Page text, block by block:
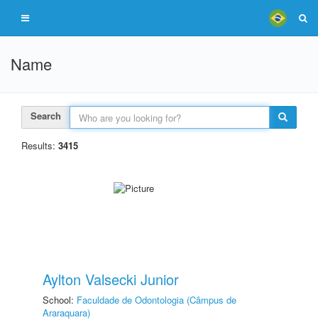
Name
Search
Results: 3415
Aylton Valsecki Junior
School: Faculdade de Odontologia (Câmpus de
Araraquara)